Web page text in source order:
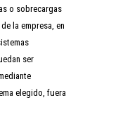
o sobrecargas
la empresa, en
ser
elegido, fuera